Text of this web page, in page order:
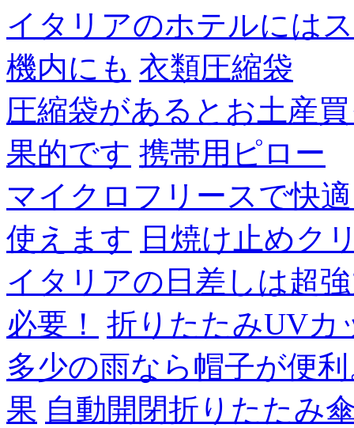
イタリアのホテルには
機内にも 衣類圧縮袋
圧縮袋があるとお土産
果的です 携帯用ピロー
マイクロフリースで快
使えます 日焼け止めク
イタリアの日差しは超
必要！
折りたたみUVカ
多少の雨なら帽子が便
果 自動開閉折りたたみ